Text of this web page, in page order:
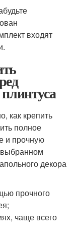
входят
как крепить
полное
и прочную
декора
прочного
чаще всего